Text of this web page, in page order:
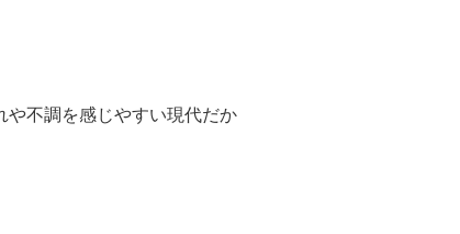
や不調を感じやすい現代だか